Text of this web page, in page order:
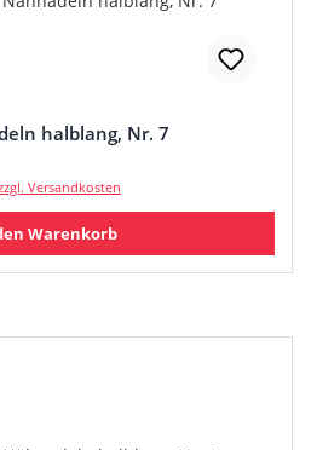
halblang, Nr. 7
Versandkosten
Warenkorb